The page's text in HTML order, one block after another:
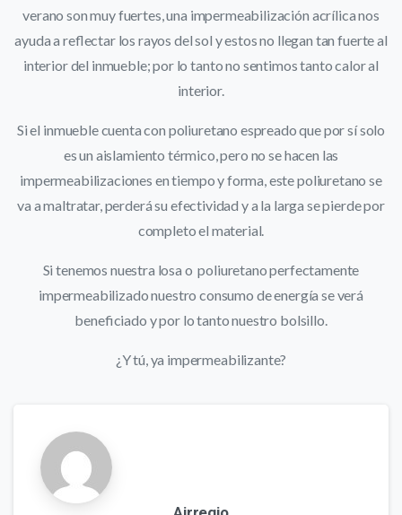
verano son muy fuertes, una impermeabilización acrílica nos
ayuda a reflectar los rayos del sol y estos no llegan tan fuerte al
interior del inmueble; por lo tanto no sentimos tanto calor al
interior.
Si el inmueble cuenta con poliuretano espreado que por sí solo
es un aislamiento térmico, pero no se hacen las
impermeabilizaciones en tiempo y forma, este poliuretano se
va a maltratar, perderá su efectividad y a la larga se pierde por
completo el material.
Si tenemos nuestra losa o poliuretano perfectamente
impermeabilizado nuestro consumo de energía se verá
beneficiado y por lo tanto nuestro bolsillo.
¿Y tú, ya impermeabilizante?